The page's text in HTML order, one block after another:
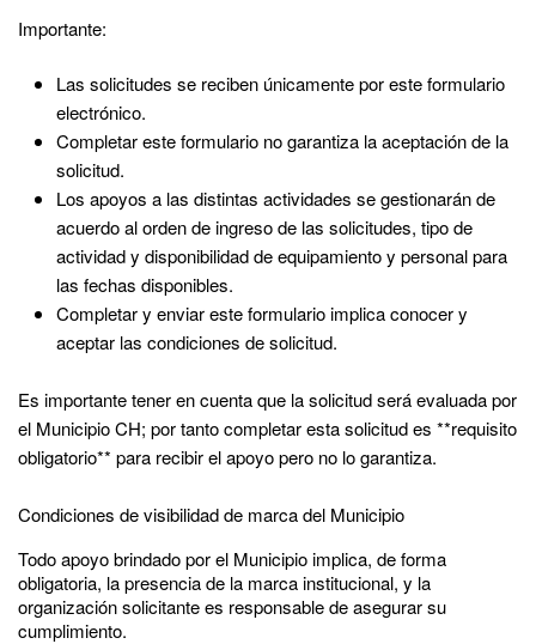
Importante:
Las solicitudes se reciben únicamente por este formulario
electrónico.
Completar este formulario no garantiza la aceptación de la
solicitud.
Los apoyos a las distintas actividades se gestionarán de
acuerdo al orden de ingreso de las solicitudes, tipo de
actividad y disponibilidad de equipamiento y personal para
las fechas disponibles.
Completar y enviar este formulario implica conocer y
aceptar las condiciones de solicitud.
Es importante tener en cuenta que la solicitud será evaluada por
el Municipio CH; por tantocompletar esta solicitud es **requisito
obligatorio** para recibir el apoyopero no lo garantiza.
Condiciones de visibilidad de marca del Municipio
Todo apoyo brindado por el Municipio implica, de forma
obligatoria, la presencia de la marca institucional, y la
organización solicitante es responsable de asegurar su
cumplimiento.